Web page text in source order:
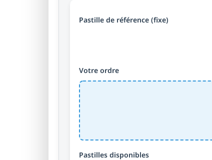
Pastille de référence (fixe)
Votre ordre
Pastilles disponibles